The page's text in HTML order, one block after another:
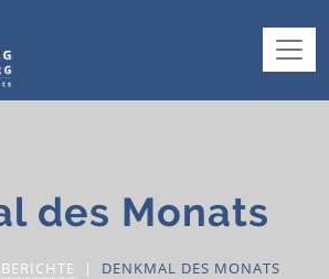
des Monats
DENKMAL DES MONATS